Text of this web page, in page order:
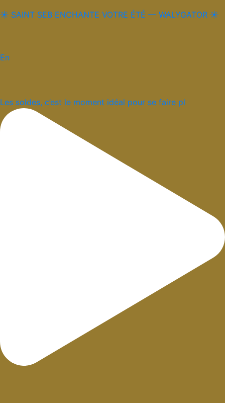
☀️ SAINT SEB ENCHANTE VOTRE ÉTÉ — WALYGATOR ☀️
En
Les soldes, c’est le moment idéal pour se faire pl